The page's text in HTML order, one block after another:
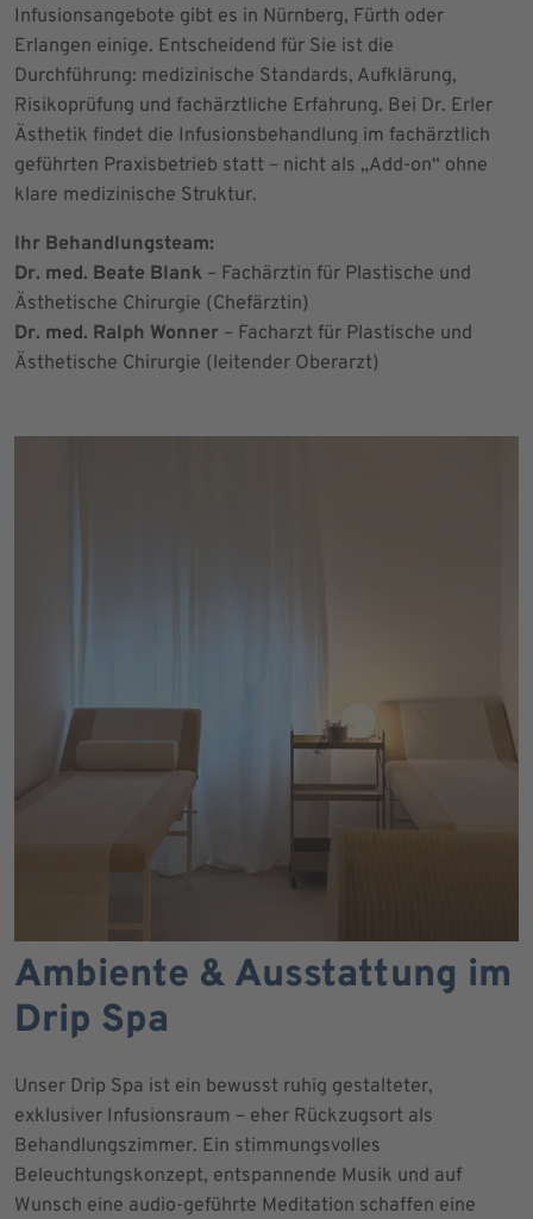
Infusionsangebote gibt es in Nürnberg, Fürth oder
Erlangen einige. Entscheidend für Sie ist die
Durchführung: medizinische Standards, Aufklärung,
Risikoprüfung und fachärztliche Erfahrung. Bei Dr. Erler
Ästhetik findet die Infusionsbehandlung im fachärztlich
geführten Praxisbetrieb statt – nicht als „Add-on“ ohne
klare medizinische Struktur.
Ihr Behandlungsteam:
Dr. med. Beate Blank – Fachärztin für Plastische und
Ästhetische Chirurgie (Chefärztin)
Dr. med. Ralph Wonner – Facharzt für Plastische und
Ästhetische Chirurgie (leitender Oberarzt)
Ambiente & Ausstattung im
Drip Spa
Unser Drip Spa ist ein bewusst ruhig gestalteter,
exklusiver Infusionsraum – eher Rückzugsort als
Behandlungszimmer. Ein stimmungsvolles
Beleuchtungskonzept, entspannende Musik und auf
Wunsch eine audio-geführte Meditation schaffen eine